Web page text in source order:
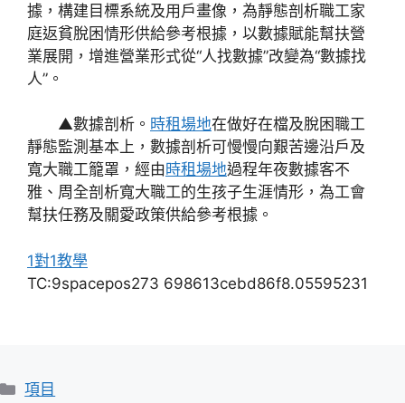
據，構建目標系統及用戶畫像，為靜態剖析職工家
庭返貧脫困情形供給參考根據，以數據賦能幫扶營
業展開，增進營業形式從“人找數據”改變為“數據找
人”。
▲數據剖析。 時租場地在做好在檔及脫困職工
靜態監測基本上，數據剖析可慢慢向艱苦邊沿戶及
寬大職工籠罩，經由 時租場地過程年夜數據客不
雅、周全剖析寬大職工的生孩子生涯情形，為工會
幫扶任務及關愛政策供給參考根據。
1對1教學
TC:9spacepos273 698613cebd86f8.05595231
分
項目